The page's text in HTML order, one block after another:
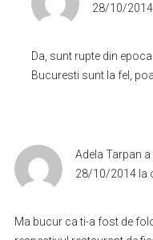
28/10/
Da, sunt rupte din
Bucuresti sunt la fel,
Adela Tarpan a
28/10/2014 la
Ma bucur ca ti-a fost de